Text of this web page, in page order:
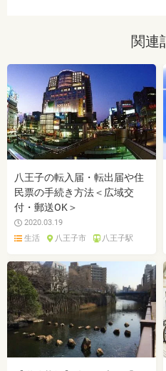
関連
八王子の転入届・転出届や住
民票の手続き方法＜広域交
付・郵送OK＞
2020.03.19
生活
八王子市 八王子駅